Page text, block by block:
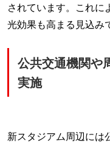
されています。これ
光効果も高まる見込み
公共交通機関や
実施
新スタジアム周辺には